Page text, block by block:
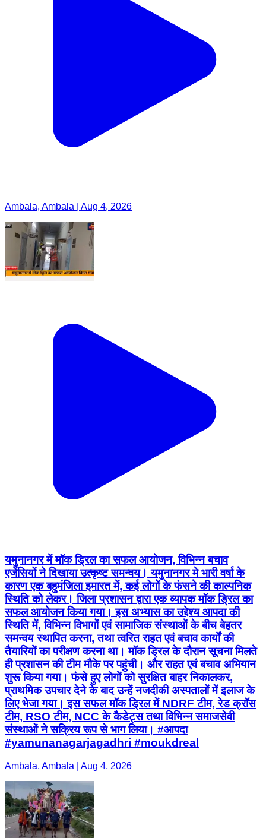
Ambala, Ambala | Aug 4, 2026
यमुनानगर में मॉक ड्रिल का सफल आयोजन, विभिन्न बचाव
एजेंसियों ने दिखाया उत्कृष्ट समन्वय। यमुनानगर मे भारी वर्षा के
कारण एक बहुमंजिला इमारत में, कई लोगों के फंसने की काल्पनिक
स्थिति को लेकर। जिला प्रशासन द्वारा एक व्यापक मॉक ड्रिल का
सफल आयोजन किया गया। इस अभ्यास का उद्देश्य आपदा की
स्थिति में, विभिन्न विभागों एवं सामाजिक संस्थाओं के बीच बेहतर
समन्वय स्थापित करना, तथा त्वरित राहत एवं बचाव कार्यों की
तैयारियों का परीक्षण करना था। मॉक ड्रिल के दौरान सूचना मिलते
ही प्रशासन की टीम मौके पर पहुंची। और राहत एवं बचाव अभियान
शुरू किया गया। फंसे हुए लोगों को सुरक्षित बाहर निकालकर,
प्राथमिक उपचार देने के बाद उन्हें नजदीकी अस्पतालों में इलाज के
लिए भेजा गया। इस सफल मॉक ड्रिल में NDRF टीम, रेड क्रॉस
टीम, RSO टीम, NCC के कैडेट्स तथा विभिन्न समाजसेवी
संस्थाओं ने सक्रिय रूप से भाग लिया। #आपदा
#yamunanagarjagadhri #moukdreal
Ambala, Ambala | Aug 4, 2026